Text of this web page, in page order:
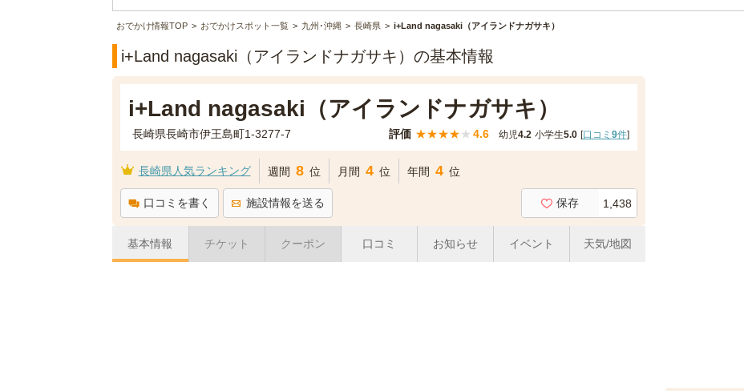
おでかけ情報TOP おでかけスポット一覧 九州･沖縄 長崎県 i+Land nagasaki（アイランドナガサキ）
i+Land nagasaki（アイランドナガサキ）の基本情報
i+Land nagasaki（アイランドナガサキ）
長崎県長崎市伊王島町1-3277-7 評価 ★★★★★ 4.6 幼児4.2 小学生5.0 [口コミ 9件]
長崎県人気ランキング 週間 8 位 月間 4 位 年間 4 位
口コミを書く 施設情報を送る 保存 1,438
基本情報 チケット クーポン 口コミ お知らせ イベント 天気/地図